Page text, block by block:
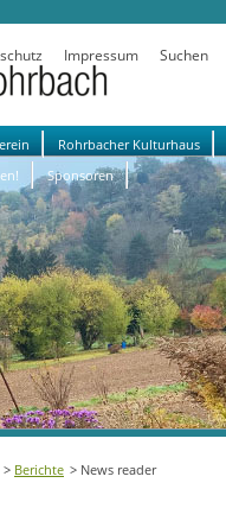
Impressum Suchen
Rohrbacher Kulturhaus
Sponsoren
Berichte
News reader